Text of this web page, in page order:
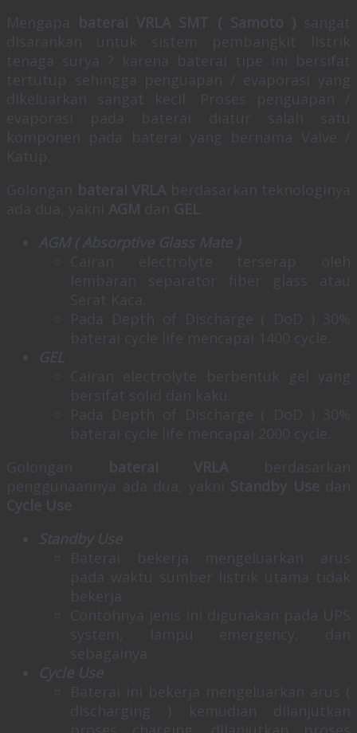
Mengapa baterai VRLA SMT ( Samoto )sangat
disarankan untuk sistem pembangkit listrik
tenaga surya ? karena baterai tipe ini bersifat
tertutup sehingga penguapan / evaporasi yang
dikeluarkan sangat kecil. Proses penguapan /
evaporasi pada baterai diatur salah satu
komponen pada baterai yang bernama Valve /
Katup.
Golongan baterai VRLAberdasarkan teknologinya
ada dua, yakni AGM dan GEL
AGM ( Absorptive Glass Mate )
Cairan electrolyte terserap oleh
lembaran separator fiber glass atau
Serat Kaca.
Pada Depth of Discharge ( DoD ) 30%
baterai cycle life mencapai 1400 cycle.
GEL
Cairan electrolyte berbentuk gel yang
bersifat solid dan kaku.
Pada Depth of Discharge ( DoD ) 30%
baterai cycle life mencapai 2000 cycle.
Golongan baterai VRLAberdasarkan
penggunaannya ada dua, yakni Standby Use dan
Cycle Use
Standby Use
Baterai bekerja mengeluarkan arus
pada waktu sumber listrik utama tidak
bekerja.
Contohnya jenis ini digunakan pada UPS
system, lampu emergency, dan
sebagainya.
Cycle Use
Baterai ini bekerja mengeluarkan arus (
discharging ) kemudian dilanjutkan